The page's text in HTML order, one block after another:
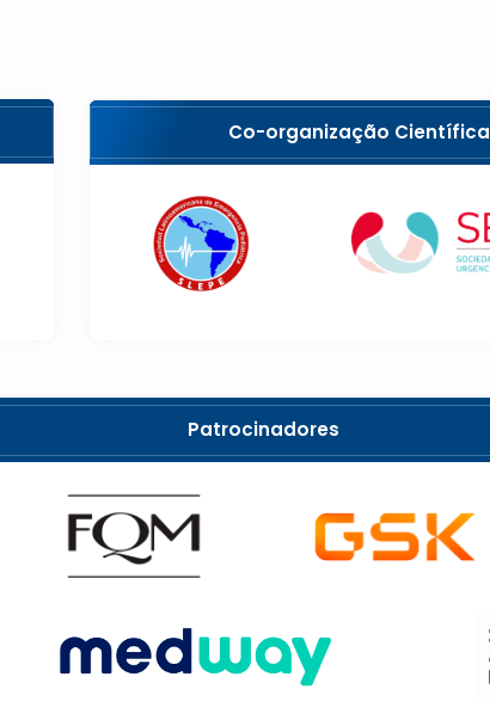
Co-organização Científica
Patrocinadores